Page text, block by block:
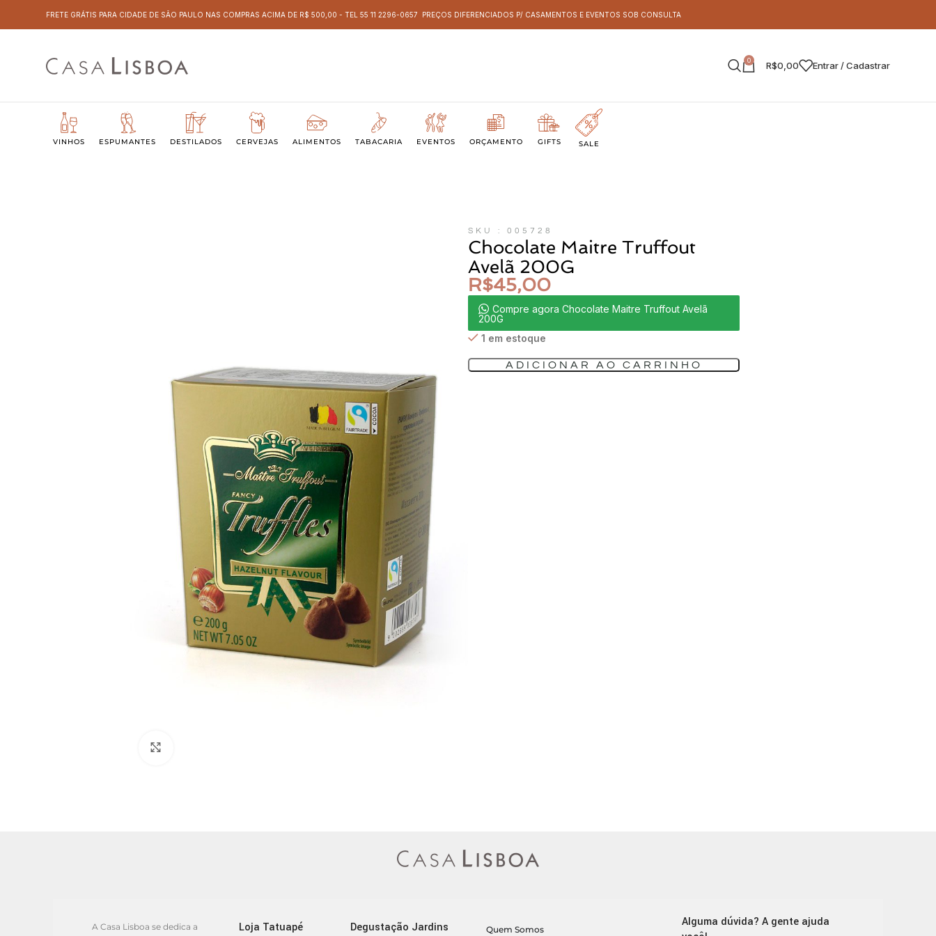
FRETE GRÁTIS PARA CIDADE DE SÃO PAULO NAS COMPRAS ACIMA DE R$ 500,00 - TEL 55 11 2296-0657 PREÇOS DIFERENCIADOS P/ CASAMENTOS E EVENTOS SOB CONSULTA
0 R$0,00 Entrar / Cadastrar
VINHOS ESPUMANTES DESTILADOS CERVEJAS ALIMENTOS TABACARIA EVENTOS ORÇAMENTO GIFTS SALE
SKU : 005728
Chocolate Maitre Truffout
Avelã 200G
R$45,00
Compre agora Chocolate Maitre Truffout Avelã
200G
1 em estoque
ADICIONAR AO CARRINHO
A Casa Lisboa se dedica a
Loja Tatuapé
Degustação Jardins
Quem Somos
Alguma dúvida? A gente ajuda